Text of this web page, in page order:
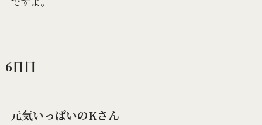
6日目
元気いっぱいのKさん